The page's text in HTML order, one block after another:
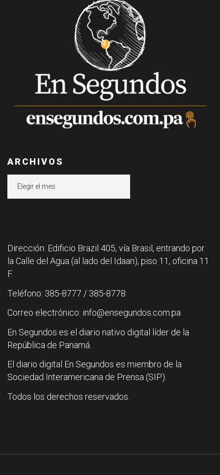
ARCHIVOS
Dirección: Edificio Brazil 405, vía Brasil, entrando por
la Calle del Agua (al lado del Idaan), piso 11, oficina 11
F.
Teléfono: 385-8777 / 385-8778
Correo electrónico: info@ensegundos.com.pa
En Segundos es el diario nativo digital líder de la
República de Panamá.
El diario digital En Segundos es miembro de la
Sociedad Interamericana de Prensa (SIP).
Todos los derechos reservados.